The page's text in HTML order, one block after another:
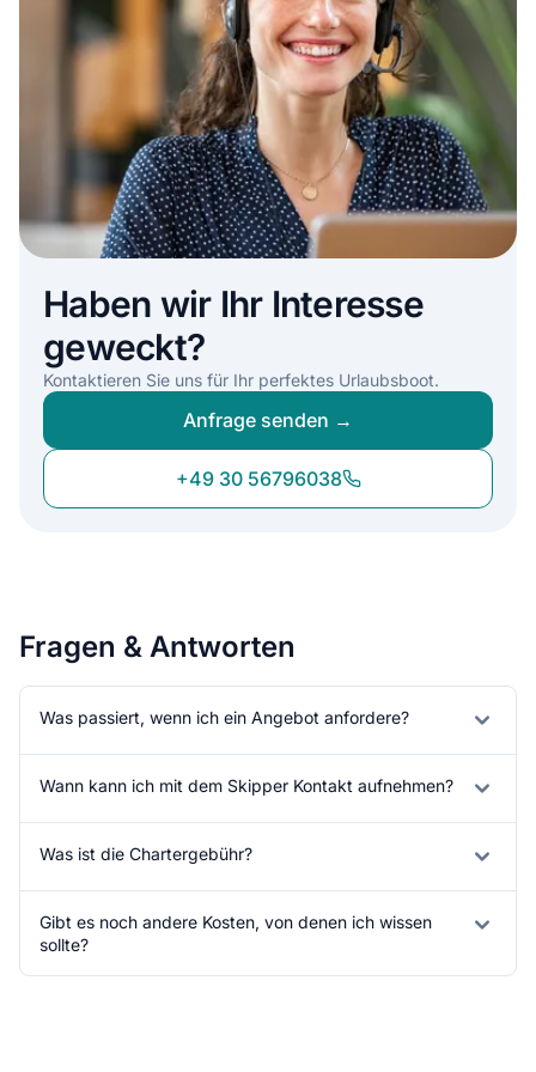
Haben wir Ihr Interesse
geweckt?
Kontaktieren Sie uns für Ihr perfektes Urlaubsboot.
Anfrage senden →
+49 30 56796038
Fragen & Antworten
Was passiert, wenn ich ein Angebot anfordere?
Wann kann ich mit dem Skipper Kontakt aufnehmen?
Was ist die Chartergebühr?
Gibt es noch andere Kosten, von denen ich wissen
sollte?